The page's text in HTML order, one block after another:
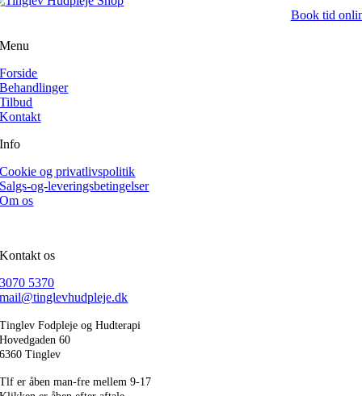
Book tid
Menu
Forside
Behandlinger
Tilbud
Kontakt
Info
Cookie og privatlivspolitik
Salgs-og-leveringsbetingelser
Om os
Kontakt os
3070 5370
mail@tinglevhudpleje.dk
Tinglev Fodpleje og Hudterapi
Hovedgaden 60
6360 Tinglev
Tlf er åben man-fre mellem 9-17